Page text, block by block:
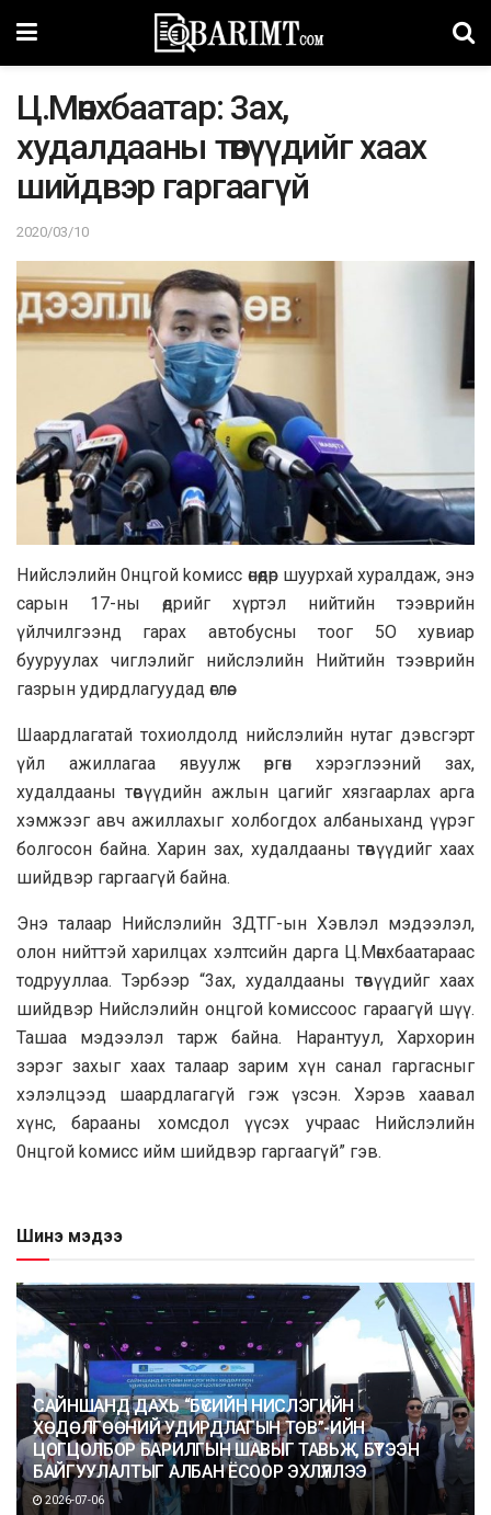
Ц.Мөнxбaaтap: 3ax,
xyдaлдaaны төвүүдийг xaax
шийдвэр гapгaaгүй
2020/03/10
Нийслэлийн 0нцгой kомисс өнөөдөр шуурхай хуралдаж, энэ
сарын 17-ны өдрийг хүртэл нийтийн тээврийн
үйлчилгээнд гарах автобусны тоог 5O хувиар
бууруулах чиглэлийг нийслэлийн Нийтийн тээврийн
газрын удирдлагуудад өглөө.
Шаардлагатай тохиолдолд нийслэлийн нутаг дэвсгэрт
үйл ажиллагаа явуулж өргөн хэрэглээний зах,
худалдааны төвүүдийн ажлын цагийг хязгaapлах арга
хэмжээг авч ажиллахыг холбогдох албаныханд үүрэг
болгосон байна. Харин зах, худалдааны төвүүдийг хаах
шийдвэр гаргаагүй байна.
Энэ талаар Нийслэлийн ЗДТГ-ын Хэвлэл мэдээлэл,
олон нийттэй харилцах хэлтсийн дарга Ц.Мөнхбаатараас
тодрууллаа. Тэрбээр “3ax, худалдaaны төвүүдийг xaax
шийдвэр Нийслэлийн онцгой koмиссоос гараагүй шүү.
Ташaa мэдээлэл тарж байна. Нарантуул, Хархорин
зэрэг захыг хаах талаар зарим хүн санал гаргасныг
хэлэлцээд шаардлагагүй гэж үзсэн. Хэрэв xaaвал
хүнс, бapaaны хомсдол үүсэх учраас Нийслэлийн
0нцгой koмисс ийм шийдвэр гapгaaгүй” гэв.
Шинэ мэдээ
САЙНШАНД ДАХЬ “БҮСИЙН НИСЛЭГИЙН
ХӨДӨЛГӨӨНИЙ УДИРДЛАГЫН ТӨВ”-ИЙН
ЦОГЦОЛБОР БАРИЛГЫН ШАВЫГ ТАВЬЖ, БҮТЭЭН
БАЙГУУЛАЛТЫГ АЛБАН ЁСООР ЭХЛҮҮЛЛЭЭ
2026-07-06